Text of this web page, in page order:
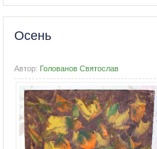
Осень
Автор: Голованов Святослав